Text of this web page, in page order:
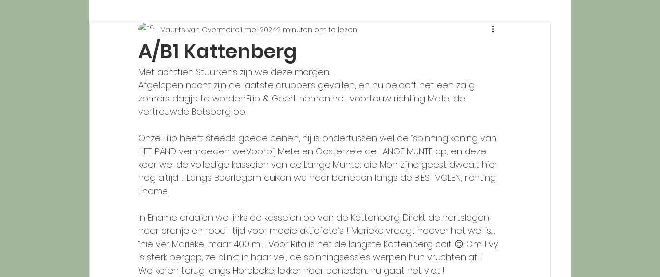
A/B1 Kattenberg
Maurits van Overmeire1 mei 20242 minuten om te lezen
Met achttien Stuurkens zijn we deze morgen.
Afgelopen nacht zijn de laatste druppers gevallen, en nu belooft het een zalig
zomers dagje te worden.Filip & Geert nemen het voortouw richting Melle, de
vertrouwde Betsberg op.
Onze Filip heeft steeds goede benen, hij is ondertussen wel de “spinning”koning van
HET PAND vermoeden we.Voorbij Melle en Oosterzele de LANGE MUNTE op, en deze
keer wel de volledige kasseien van de Lange Munte... die Mon zijne geest dwaalt hier
nog altijd … Langs Beerlegem duiken we naar beneden langs de BIESTMOLEN, richting
Ename.
In Ename draaien we links de kasseien op van de Kattenberg. Direkt de hartslagen
naar oranje en rood ; tijd voor mooie aktiefoto’s ! Marieke vraagt hoever het wel is…
“nie ver Marieke, maar 400 m”… Voor Rita is het de langste Kattenberg ooit 😊 O.m. Evy
is sterk bergop, ze blinkt in haar vel, de spinningsessies werpen hun vruchten af !
We keren terug langs Horebeke, lekker naar beneden... nu gaat het vlot !